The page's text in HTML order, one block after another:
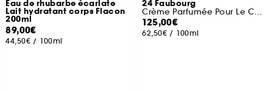
Eau de rhubarbe écarlate
Lait hydratant corps Flacon
200ml
89,00€
44,50€ / 100ml
24 Faubourg
Crème Parfumée Pour Le Corps
125,00€
62,50€ / 100ml